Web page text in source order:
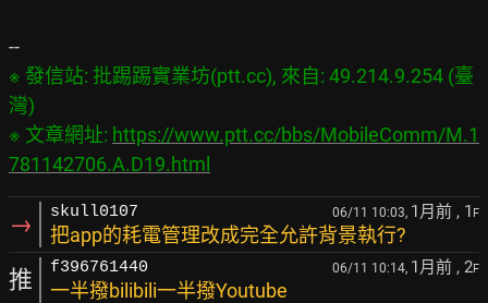
※ 發信站: 批踢踢實業坊(ptt.cc), 來自: 49.214.9.254 (臺
灣)
※ 文章網址: https://www.ptt.cc/bbs/MobileComm/M.1
781142706.A.D19.html
→ skull0107 06/11 10:03, 1月前 , 1 F
把app的耗電管理改成完全允許背景執行?
推 f396761440 06/11 10:14, 1月前 , 2F
一半撥bilibili一半撥Youtube